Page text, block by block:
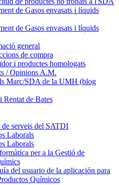
de Gasos envasats i líquids
de Gasos envasats i líquids
general
de compra
i productes homologats
/ Opinions A.M.
Marc/SDA de la UMH (blog
Rentat de Bates
serveis del SATDI
Laborals
Laborals
per a la Gestió de
del usuario de la aplicación para
Químicos